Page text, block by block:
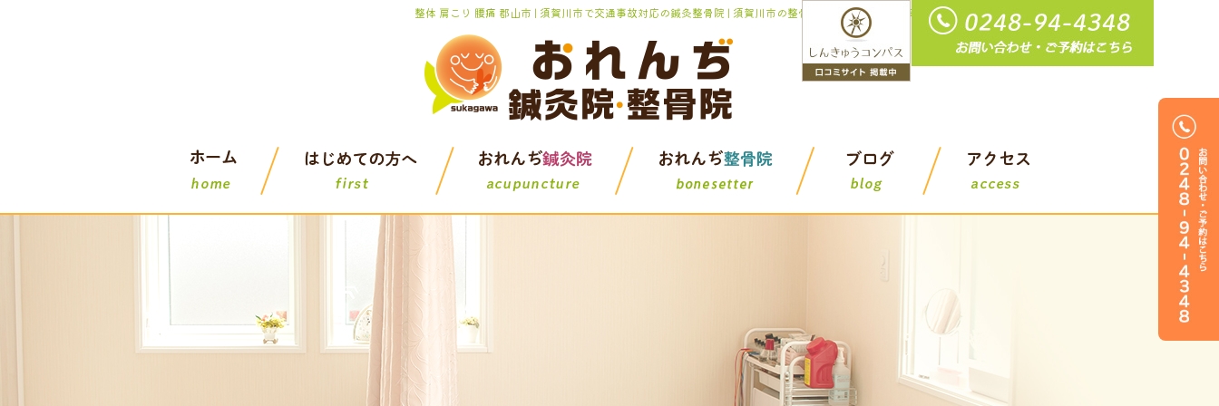
整体 肩こり 腰痛 郡山市 | 須賀川市で交通事故対応の鍼灸整骨院 | 須賀川市の整骨院｜おれんぢ鍼灸整骨院